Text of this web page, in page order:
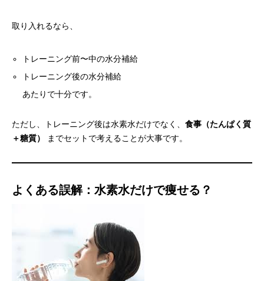
取り入れるなら、
トレーニング前〜中の水分補給
トレーニング後の水分補給
あたりで十分です。
ただし、トレーニング後は水素水だけでなく、 食事（たんぱく質
＋糖質）
までセットで考えることが大事です。
よくある誤解：水素水だけで痩せる？